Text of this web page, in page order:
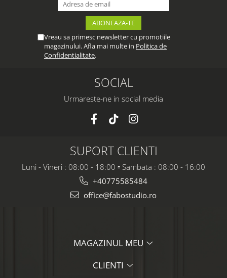
Vreau sa primesc newsletter cu promotiile
magazinului. Afla mai multe in Politica de
Confidentialitate.
SOCIAL
Urmareste-ne in social media
SUPORT CLIENTI
Luni - Vineri : 08:00 - 18:00 ▫️ Sambata : 08:00 - 16:00
+40775585484
office@fabostudio.ro
MAGAZINUL MEU
CLIENTI